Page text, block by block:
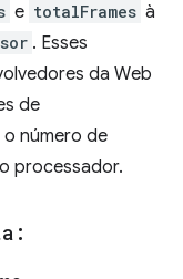
e totalFrames à
. Esses
da Web
de
número de
processador.